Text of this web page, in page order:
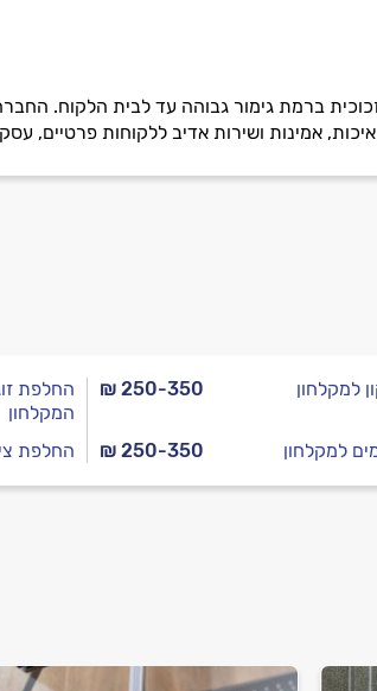
ברמת גימור גבוהה עד לבית הלקוח.
₪ 250-350 למקלחון
₪ 250-350 למקלחון
החלפת
המקלחון
החלפת